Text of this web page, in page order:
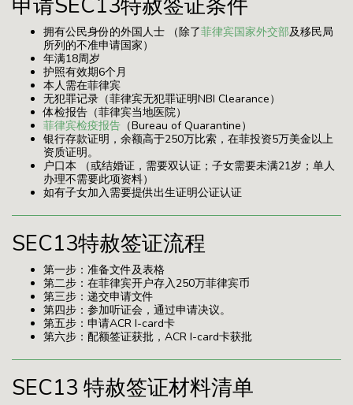
拥有公民身份的外国人士 （除了菲律宾国家外交部及移民局
所列的不准申请国家）
年满18周岁
护照有效期6个月
本人需在菲律宾
无犯罪记录（菲律宾无犯罪证明NBI Clearance）
体检报告（菲律宾当地医院）
菲律宾检疫报告 （Bureau of Quarantine）
银行存款证明，余额高于250万比索，在菲投资5万美金以上
资质证明。
户口本 （或结婚证，需要双认证；子女需要未满21岁；单人
办理不需要此项资料）
如有子女加入需要提供出生证明公证认证
SEC13特赦签证流程
第一步：准备文件及表格
第二步：在菲律宾开户存入250万菲律宾币
第三步：递交申请文件
第四步：参加听证会，通过申请决议。
第五步：申请ACR I-card卡
第六步：配额签证获批，ACR I-card卡获批
SEC13 特赦签证材料清单